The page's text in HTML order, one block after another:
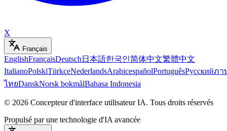
X
Français
EnglishFrançaisDeutsch 日本語한국인简体中文繁體中文
ItalianoPolskiTürkçeNederlandsArabicespañolPortuguêsРусскийภา
ไทยDanskNorsk bokmålBahasa Indonesia
© 2026 Concepteur d'interface utilisateur IA. Tous droits réservés
Propulsé par une technologie d'IA avancée